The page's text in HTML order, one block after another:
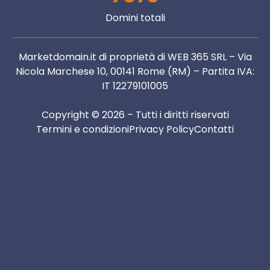
Domini totali
Marketdomain.it di proprietà di WEB 365 SRL – Via
Nicola Marchese 10, 00141 Rome (RM) – Partita IVA:
IT 12279101005
Copyright © 2026 – Tutti i diritti riservati
Termini e condizioniPrivacy PolicyContatti